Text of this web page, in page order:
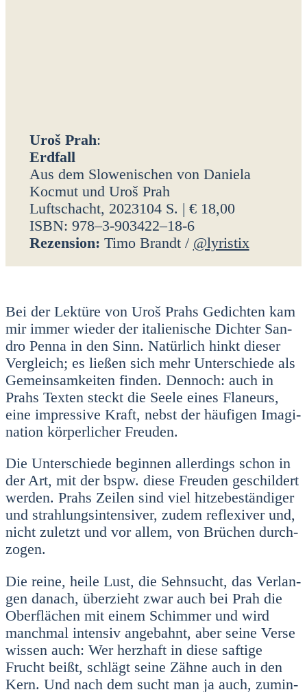
Uroš Prah:
Erd­fall
Aus dem Slo­we­ni­schen von Danie­la
Koc­mut und Uroš Prah
Luft­schacht, 2023104 S. | € 18,00
ISBN: 978–3‑903422–18‑6
Rezen­si­on: Timo Brandt / @lyristix
Bei der Lek­tü­re von Uroš Prahs Gedich­ten kam
mir immer wie­der der ita­lie­ni­sche Dich­ter San­
dro Pen­na in den Sinn. Natür­lich hinkt die­ser
Ver­gleich; es lie­ßen sich mehr Unter­schie­de als
Gemein­sam­kei­ten fin­den. Den­noch: auch in
Prahs Tex­ten steckt die See­le eines Fla­neurs,
eine impres­si­ve Kraft, nebst der häu­fi­gen Ima­gi­
na­ti­on kör­per­li­cher Freu­den.
Die Unter­schie­de begin­nen aller­dings schon in
der Art, mit der bspw. die­se Freu­den geschil­dert
wer­den. Prahs Zei­len sind viel hit­ze­be­stän­di­ger
und strah­lungs­in­ten­si­ver, zudem refle­xi­ver und,
nicht zuletzt und vor allem, von Brü­chen durch­
zo­gen.
Die rei­ne, hei­le Lust, die Sehn­sucht, das Ver­lan­
gen danach, über­zieht zwar auch bei Prah die
Ober­flä­chen mit einem Schim­mer und wird
manch­mal inten­siv ange­bahnt, aber sei­ne Ver­se
wis­sen auch: Wer herz­haft in die­se saf­ti­ge
Frucht beißt, schlägt sei­ne Zäh­ne auch in den
Kern. Und nach dem sucht man ja auch, zumin­